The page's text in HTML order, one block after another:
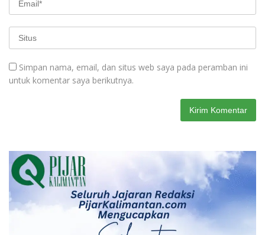
Simpan nama, email, dan situs web saya pada peramban ini
untuk komentar saya berikutnya.